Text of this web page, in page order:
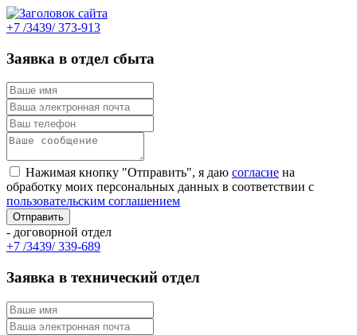
+7 /3439/ 373-913
Заявка в отдел сбыта
Нажимая кнопку "Отправить", я даю согласие на
обработку моих персональных данных в соответствии с
пользовательским соглашением
- договорной отдел
+7 /3439/ 339-689
Заявка в технический отдел